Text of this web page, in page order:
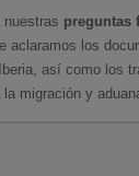
nuestras preguntas
aclaramos los
así como los
migración y